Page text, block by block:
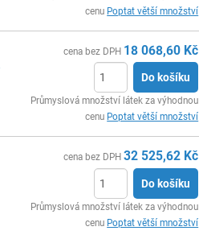
cenu Poptat větší množství
cena bez DPH 18 068,60 Kč
Do košíku
Průmyslová množství látek za výhodnou
cenu Poptat větší množství
cena bez DPH 32 525,62 Kč
Do košíku
Průmyslová množství látek za výhodnou
cenu Poptat větší množství